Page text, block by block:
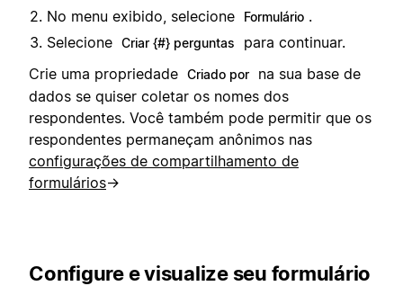
No menu exibido, selecione
Formulário .
Selecione Criar {#} perguntas
para continuar.
Crie uma propriedade Criado por
na sua base de
dados se quiser coletar os nomes dos
respondentes. Você também pode permitir que os
respondentes permaneçam anônimos nas
configurações de compartilhamento de
formulários→
Configure e visualize seu formulário